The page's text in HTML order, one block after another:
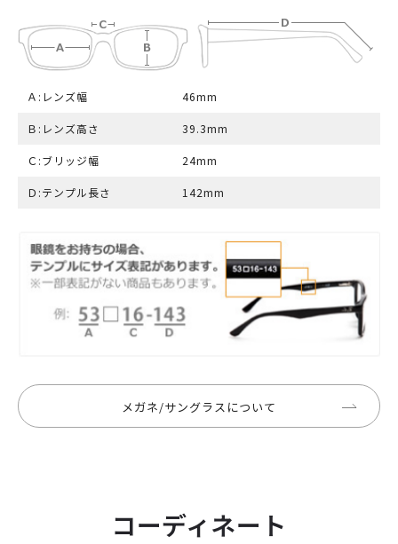
Ａ:レンズ幅 46mm
Ｂ:レンズ高さ 39.3mm
Ｃ:ブリッジ幅 24mm
Ｄ:テンプル長さ 142mm
メガネ/サングラスについて
コーディネート